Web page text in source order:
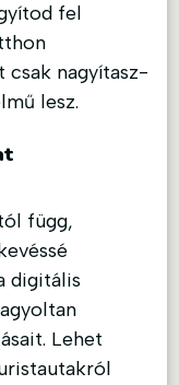
fel
csak nagyítasz-
lesz.
függ,
digitális
Lehet